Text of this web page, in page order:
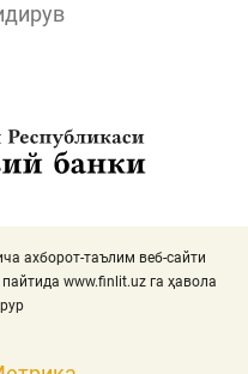
ахборот-таълим веб-сайти
www.finlit.uz га ҳавола